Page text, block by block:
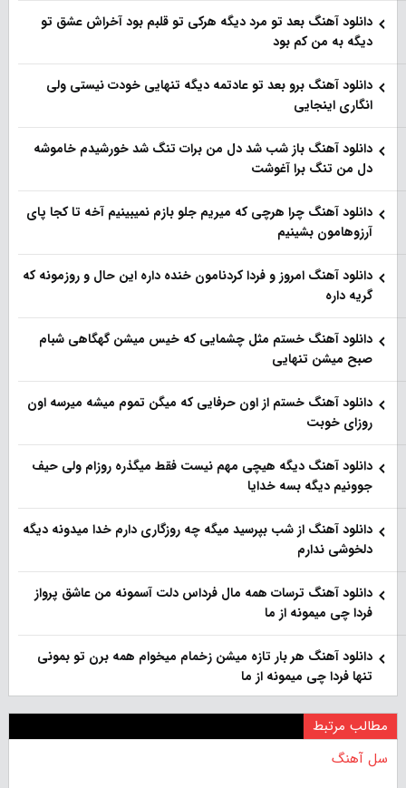
دانلود آهنگ بعد تو مرد دیگه هرکی تو قلبم بود آخراش عشق تو
دیگه به من کم بود
دانلود آهنگ برو بعد تو عادتمه دیگه تنهایی خودت نیستی ولی
انگاری اینجایی
دانلود آهنگ باز شب شد دل من برات تنگ شد خورشیدم خاموشه
دل من تنگ برا آغوشت
دانلود آهنگ چرا هرچی که میریم جلو بازم نمیبینیم آخه تا کجا پای
آرزوهامون بشینیم
دانلود آهنگ امروز و فردا کردنامون خنده داره این حال و روزمونه که
گریه داره
دانلود آهنگ خستم مثل چشمایی که خیس میشن گهگاهی شبام
صبح میشن تنهایی
دانلود آهنگ خستم از اون حرفایی که میگن تموم میشه میرسه اون
روزای خوبت
دانلود آهنگ دیگه هیچی مهم نیست فقط میگذره روزام ولی حیف
جوونیم دیگه بسه خدایا
دانلود آهنگ از شب بپرسید میگه چه روزگاری دارم خدا میدونه دیگه
دلخوشی ندارم
دانلود آهنگ ترسات همه مال فرداس دلت آسمونه من عاشق پرواز
فردا چی میمونه از ما
دانلود آهنگ هر بار تازه میشن زخمام میخوام همه برن تو بمونی
تنها فردا چی میمونه از ما
مطالب مرتبط
سل آهنگ